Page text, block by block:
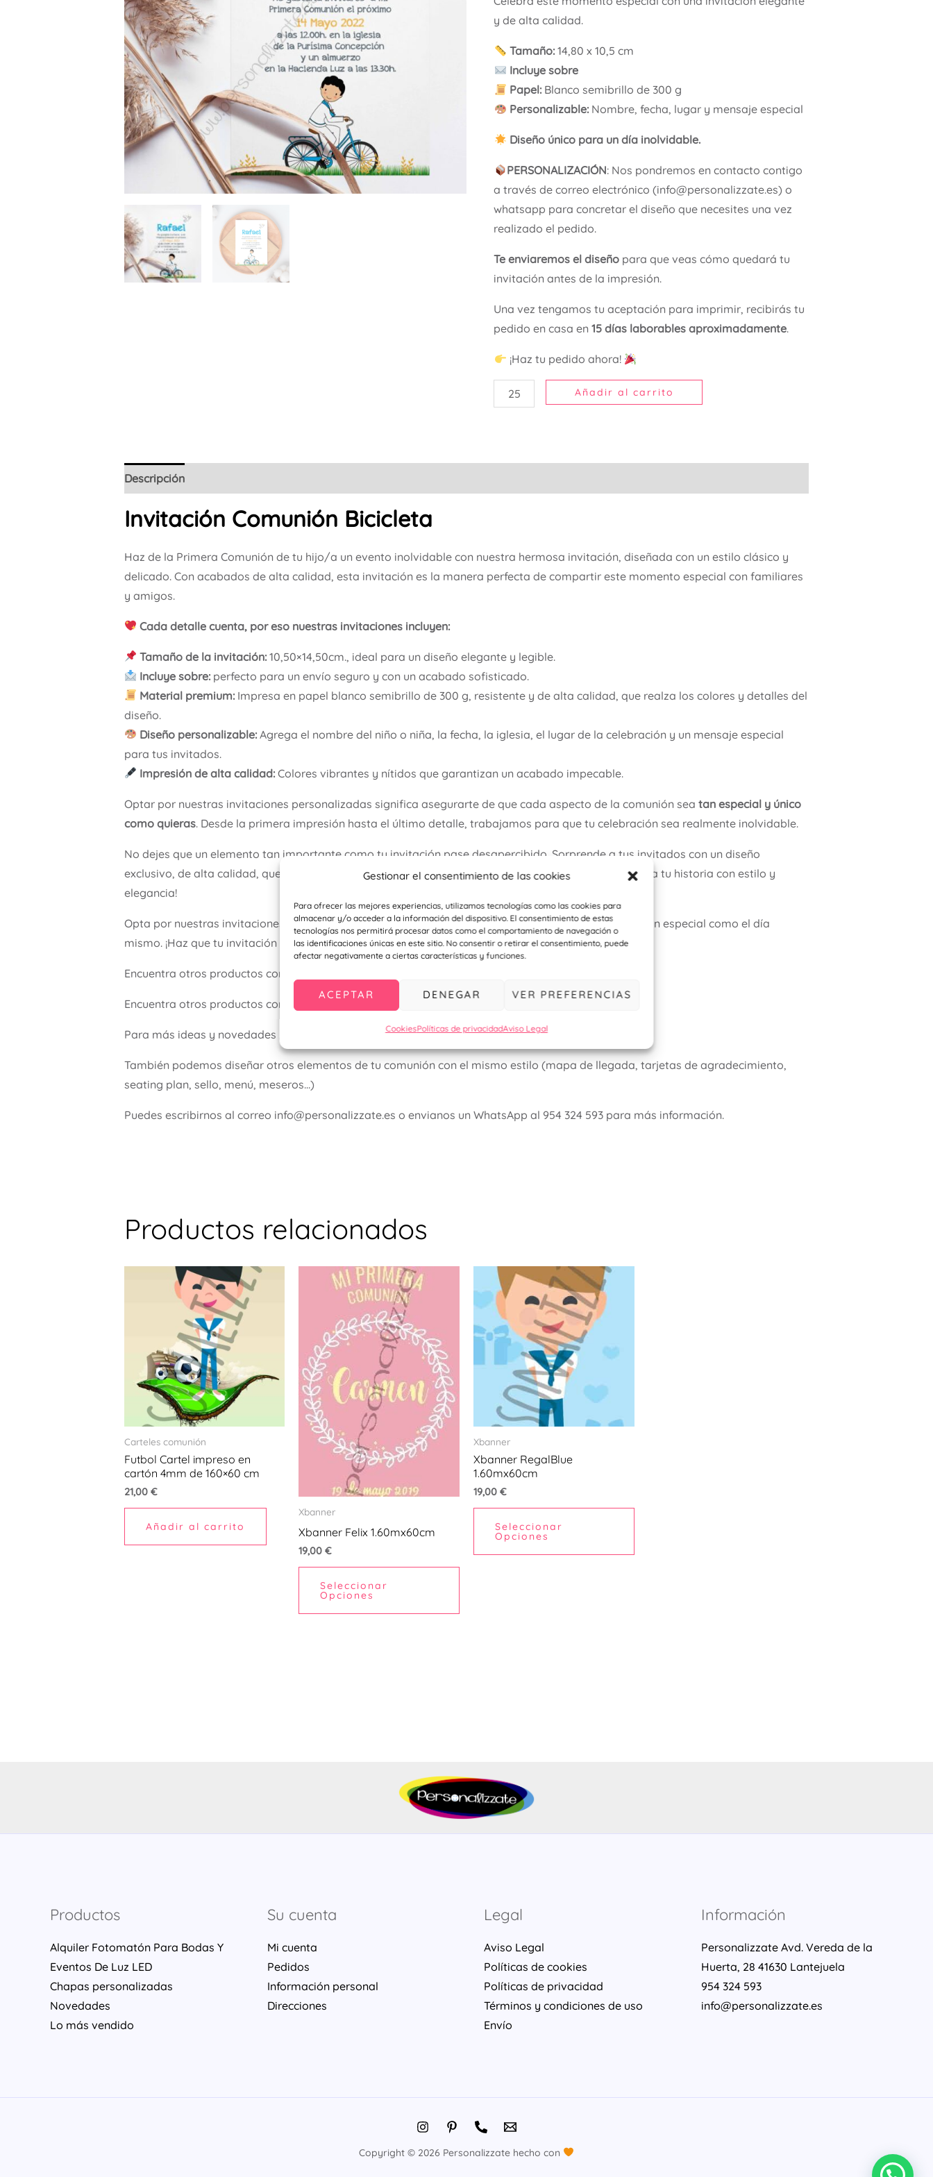
Gestionar el consentimiento de las cookies
Para ofrecer las mejores experiencias, utilizamos tecnologías como las cookies para
almacenar y/o acceder a la información del dispositivo. El consentimiento de estas
tecnologías nos permitirá procesar datos como el comportamiento de navegación o
las identificaciones únicas en este sitio. No consentir o retirar el consentimiento, puede
afectar negativamente a ciertas características y funciones.
ACEPTAR DENEGAR VER PREFERENCIAS
CookiesPolíticas de privacidadAviso Legal
y de alta calidad.
Tamaño:14,80 x 10,5 cm
Incluye sobre
Papel:Blanco semibrillo de 300 g
Personalizable:Nombre, fecha, lugar y mensaje especial
Diseño único para un día inolvidable.
PERSONALIZACIÓN: Nos pondremos en contacto contigo
a través de correo electrónico (info@personalizzate.es) o
whatsapp para concretar el diseño que necesites una vez
realizado el pedido.
Te enviaremos el diseño para que veas cómo quedará tu
invitación antes de la impresión.
Una vez tengamos tu aceptación para imprimir, recibirás tu
pedido en casa en15 días laborables aproximadamente.
¡Haz tu pedido ahora!
Añadir al carrito
Descripción
Invitación Comunión Bicicleta
Haz de la Primera Comunión de tu hijo/a un evento inolvidable con nuestra hermosa invitación, diseñada con un estilo clásico y
delicado. Con acabados de alta calidad, esta invitación es la manera perfecta de compartir este momento especial con familiares
y amigos.
Cada detalle cuenta, por eso nuestras invitaciones incluyen:
Tamaño de la invitación:10,50×14,50cm., ideal para un diseño elegante y legible.
Incluye sobre:perfecto para un envío seguro y con un acabado sofisticado.
Material premium:Impresa en papel blanco semibrillo de 300 g, resistente y de alta calidad, que realza los colores y detalles del
diseño.
Diseño personalizable:Agrega el nombre del niño o niña, la fecha, la iglesia, el lugar de la celebración y un mensaje especial
para tus invitados.
Impresión de alta calidad:Colores vibrantes y nítidos que garantizan un acabado impecable.
Optar por nuestras invitaciones personalizadas significa asegurarte de que cada aspecto de la comunión sea tan especial y único
como quieras. Desde la primera impresión hasta el último detalle, trabajamos para que tu celebración sea realmente inolvidable.
No dejes que un elemento tan importante como tu invitación pase desapercibido. Sorprende a tus invitados con un diseño
exclusivo, de alta calidad, que refleje la alegría y la emoción de este momento tan especial. ¡Comienza tu historia con estilo y
elegancia!
Opta por nuestras invitaciones personalizadas para asegurar que cada detalle de la comunión sea tan especial como el día
mismo. ¡Haz que tu invitación sea el comienzo perfecto para una celebración inolvidable!
Encuentra otros productos como detalle para bodas y comuniones haciendo
Encuentra otros productos como detalle deportivo o empresarial haciendo
Para más ideas y novedades , visita nuestro instagram
También podemos diseñar otros elementos de tu comunión con el mismo estilo (mapa de llegada, tarjetas de agradecimiento,
seating plan, sello, menú, meseros…)
Puedes escribirnos al correo info@personalizzate.es o envianos un WhatsApp al 954 324 593 para más información.
Productos relacionados
Carteles comunión
Futbol Cartel impreso en
cartón 4mm de 160×60 cm
21,00 €
Añadir al carrito
Xbanner
Xbanner Felix 1.60mx60cm
19,00€
Seleccionar
Opciones
Xbanner
Xbanner RegalBlue
1.60mx60cm
19,00 €
Seleccionar
Opciones
Productos
Alquiler Fotomatón Para Bodas Y
Eventos De Luz LED
Chapas personalizadas
Novedades
Lo más vendido
Su cuenta
Mi cuenta
Pedidos
Información personal
Direcciones
Legal
Aviso Legal
Políticas de cookies
Políticas de privacidad
Términos y condiciones de uso
Envío
Información
Personalizzate Avd. Vereda de la
Huerta, 28 41630 Lantejuela
954 324 593
info@personalizzate.es
Copyright © 2026 Personalizzate hecho con